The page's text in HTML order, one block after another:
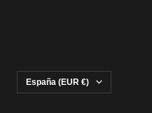
País/región
España (EUR €)